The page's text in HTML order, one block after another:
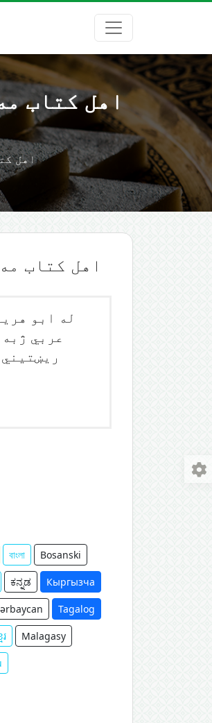
اهل کتاب
اهل
اهل کتاب
له ابو
عربي
বাংলা Bosanski
ಕನ್ನಡ Кыргызча
Tagalog
រ Malagasy